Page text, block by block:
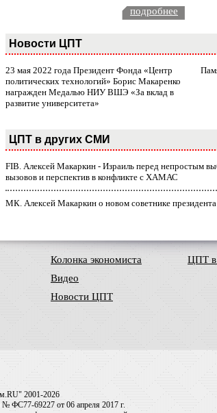
подробнее
Новости ЦПТ
23 мая 2022 года Президент Фонда «Центр
политических технологий» Борис Макаренко
награжден Медалью НИУ ВШЭ «За вклад в
развитие университета»
ЦПТ в других СМИ
FIB. Алексей Макаркин - Израиль перед непростым
вызовов и перспектив в конфликте с ХАМАС
МК. Алексей Макаркин о новом советнике
Колонка экономиста
Видео
Новости ЦПТ
ЦПТ
2001-2026
№ ФС77-69227 от 06 апреля 2017 г.